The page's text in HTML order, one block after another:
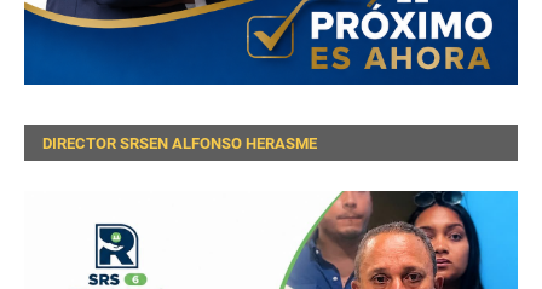
DIRECTOR SRSEN ALFONSO HERASME